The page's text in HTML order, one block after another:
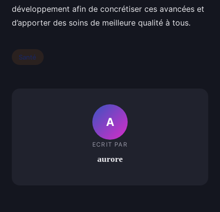
développement afin de concrétiser ces avancées et
d’apporter des soins de meilleure qualité à tous.
Santé
A
ECRIT PAR
aurore